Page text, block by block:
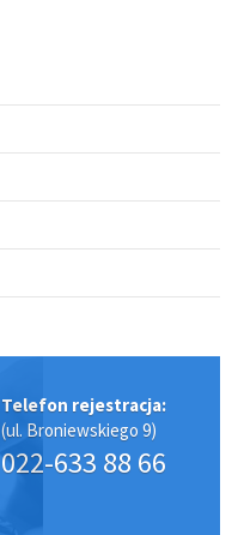
Telefon rejestracja:
(ul. Broniewskiego 9)
022-633 88 66